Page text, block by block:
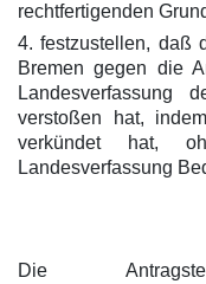
rechtfertigenden
4. festzustellen, daß
Bremen gegen die
Landesverfassung
verstoßen hat,
verkündet hat,
Landesverfassung
Die